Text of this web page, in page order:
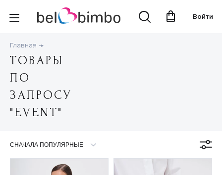
Войти
Главная
ТОВАРЫ
ПО
ЗАПРОСУ
"EVENT"